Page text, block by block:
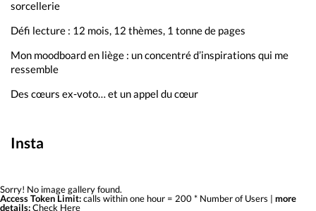
sorcellerie
Défi lecture : 12 mois, 12 thèmes, 1 tonne de pages
Mon moodboard en liège : un concentré d’inspirations qui me
ressemble
Des cœurs ex-voto… et un appel du cœur
Insta
Sorry! No image gallery found.
Access Token Limit:calls within one hour = 200 * Number of Users | more
details:Check Here